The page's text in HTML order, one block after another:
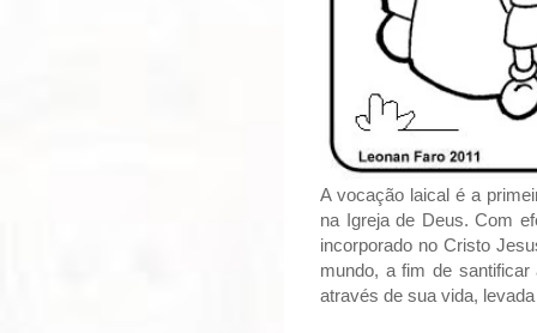
A vocação laical é a
na Igreja de Deus. Com
incorporado no Cristo
mundo, a fim de
através de sua vida,